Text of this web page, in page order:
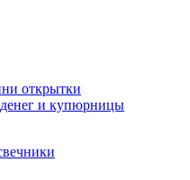
открытки
и купюрницы